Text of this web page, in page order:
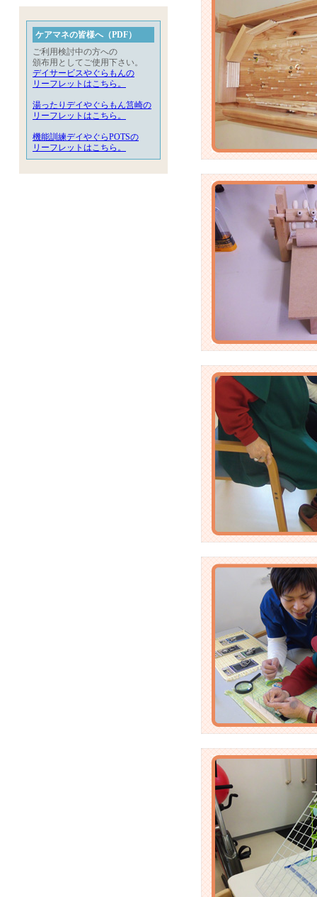
ケアマネの皆様へ（PDF）
ご利用検討中の方への
頒布用としてご使用下さい。
デイサービスやぐらもんの
リーフレットはこちら。
湯ったりデイやぐらもん筥崎の
リーフレットはこちら。
機能訓練デイやぐらPOTSの
リーフレットはこちら。